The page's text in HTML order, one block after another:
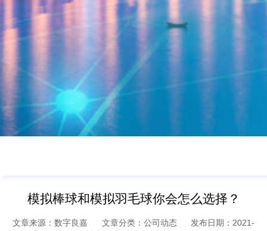
模拟棒球和模拟羽毛球你会怎么选择？
文章来源：数字良嘉 文章分类：公司动态
发布日期：2021-